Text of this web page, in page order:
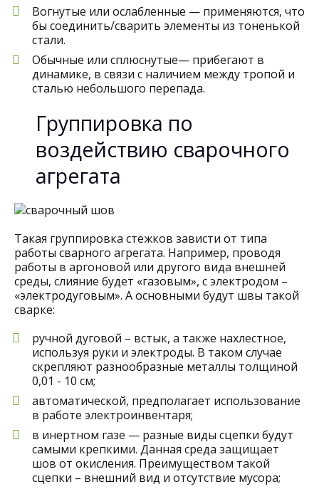
Вогнутые или ослабленные — применяются, что
бы соединить/сварить элементы из тоненькой
стали.
Обычные или сплюснутые— прибегают в
динамике, в связи с наличием между тропой и
сталью небольшого перепада.
Группировка по
воздействию сварочного
агрегата
Такая группировка стежков зависти от типа
работы сварного агрегата. Например, проводя
работы в аргоновой или другого вида внешней
среды, слияние будет «газовым», с электродом –
«электродуговым». А основными будут швы такой
сварке:
ручной дуговой – встык, а также нахлестное,
используя руки и электроды. В таком случае
скрепляют разнообразные металлы толщиной
0,01 - 10 см;
автоматической, предполагает использование
в работе электроинвентаря;
в инертном газе — разные виды сцепки будут
самыми крепкими. Данная среда защищает
шов от окисления. Преимуществом такой
сцепки – внешний вид и отсутствие мусора;